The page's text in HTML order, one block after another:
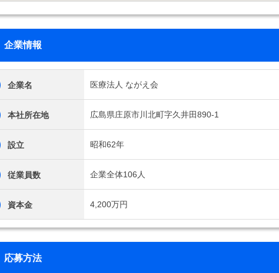
企業情報
企業名 医療法人 ながえ会
本社所在地 広島県庄原市川北町字久井田890-1
設立 昭和62年
従業員数 企業全体106人
資本金 4,200万円
応募方法